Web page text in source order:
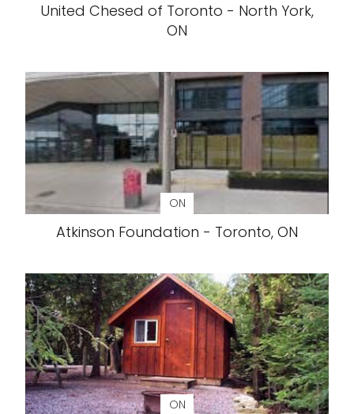
United Chesed of Toronto - North York,
ON
ON
Atkinson Foundation - Toronto, ON
ON